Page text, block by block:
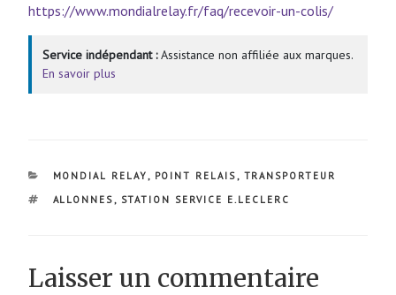
https://www.mondialrelay.fr/faq/recevoir-un-colis/
Service indépendant :Assistance non affiliée aux marques.
En savoir plus
CATÉGORIES
MONDIAL RELAY , POINT RELAIS , TRANSPORTEUR
ÉTIQUETTES
ALLONNES , STATION SERVICE E.LECLERC
Laisser un commentaire